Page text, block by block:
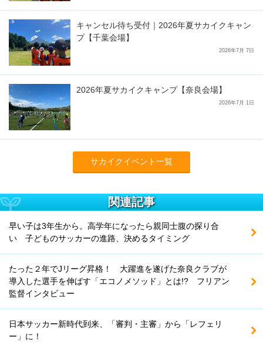
キャンセル待ち受付｜2026年夏サカイクキャン
プ【千葉会場】
2026年7月 7日
2026年夏サカイクキャンプ【奈良会場】
2026年7月 1日
サカイクイベント一覧
関連記事
早い子は3年生から。高学年になったら親同士腹の探り合
い 子どものサッカーの進路、決めるタイミング
たった２年でJリーグ昇格！ 大躍進を遂げた奈良クラブが
導入した選手を伸ばす「エコノメソッド」とは!? フリアン
監督インタビュー
日本サッカー新時代到来、「審判・主審」から「レフェリ
ー」に！